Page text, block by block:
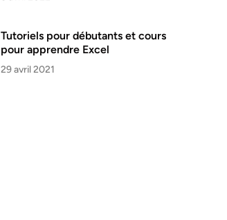
Tutoriels pour débutants et cours
pour apprendre Excel
29 avril 2021